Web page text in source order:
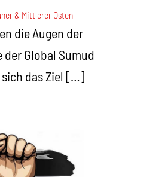
& Mittlerer Osten
die Augen der
Global Sumud
das Ziel […]